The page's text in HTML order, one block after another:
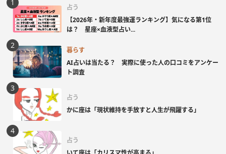
占う
【2026年・新年度最強運ランキング】気になる第1位
は？ 星座×血液型占い...
暮らす
AI占いは当たる？ 実際に使った人の口コミをアンケー
ト調査
占う
かに座は「現状維持を手放すと人生が飛躍する」
占う